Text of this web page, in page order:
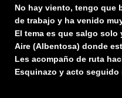
No hay viento, tengo que
de trabajo y ha venido
El tema es que salgo solo
Aire (Albentosa) donde
Les acompaño de ruta
Esquinazo y acto seguido